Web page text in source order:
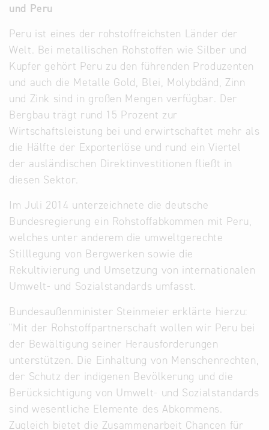
und Peru
Peru ist eines der rohstoffreichsten Länder der
Welt. Bei metallischen Rohstoffen wie Silber und
Kupfer gehört Peru zu den führenden Produzenten
und auch die Metalle Gold, Blei, Molybdänd, Zinn
und Zink sind in großen Mengen verfügbar. Der
Bergbau trägt rund 15 Prozent zur
Wirtschaftsleistung bei und erwirtschaftet mehr als
die Hälfte der Exporterlöse und rund ein Viertel
der ausländischen Direktinvestitionen fließt in
diesen Sektor.
Im Juli 2014 unterzeichnete die deutsche
Bundesregierung ein Rohstoffabkommen mit Peru,
welches unter anderem die umweltgerechte
Stilllegung von Bergwerken sowie die
Rekultivierung und Umsetzung von internationalen
Umwelt- und Sozialstandards umfasst.
Bundesaußenminister Steinmeier erklärte hierzu:
"Mit der Rohstoffpartnerschaft wollen wir Peru bei
der Bewältigung seiner Herausforderungen
unterstützen. Die Einhaltung von Menschenrechten,
der Schutz der indigenen Bevölkerung und die
Berücksichtigung von Umwelt- und Sozialstandards
sind wesentliche Elemente des Abkommens.
Zugleich bietet die Zusammenarbeit Chancen für